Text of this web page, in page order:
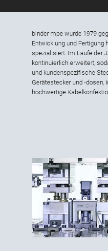
binder mpe wurde 1979
Entwicklung und
spezialisiert. Im Laufe der
kontinuierlich erweitert,
und kundenspezifische
Gerätestecker und -dosen,
hochwertige